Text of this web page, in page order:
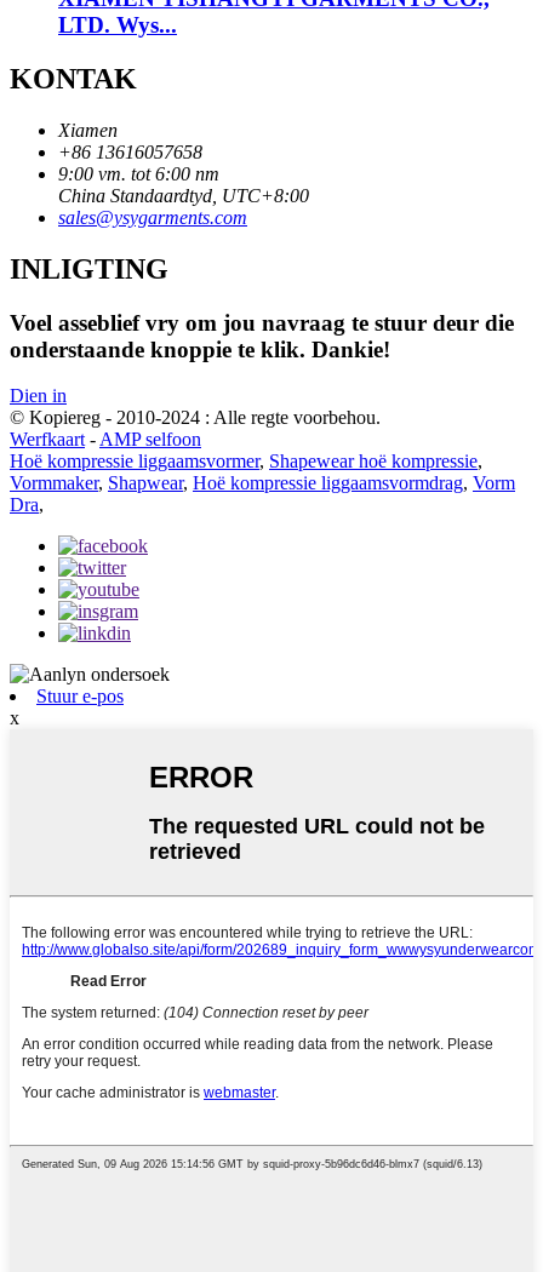
LTD. Wys...
KONTAK
Xiamen
+86 13616057658
9:00 vm. tot 6:00 nm
China Standaardtyd, UTC+8:00
sales@ysygarments.com
INLIGTING
Voel asseblief vry om jou navraag te stuur deur die
onderstaande knoppie te klik. Dankie!
Dien in
© Kopiereg - 2010-2024 : Alle regte voorbehou.
Werfkaart-AMP selfoon
Hoë kompressie liggaamsvormer, Shapewear hoë kompressie,
Vormmaker, Shapwear, Hoë kompressie liggaamsvormdrag, Vorm
Dra,
Stuur e-pos
x